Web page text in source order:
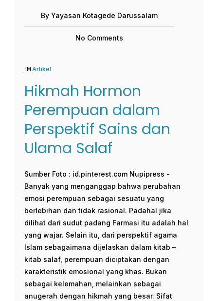
By Yayasan Kotagede Darussalam
No Comments
Artikel
Hikmah Hormon
Perempuan dalam
Perspektif Sains dan
Ulama Salaf
Sumber Foto : id.pinterest.com Nupipress -
Banyak yang menganggap bahwa perubahan
emosi perempuan sebagai sesuatu yang
berlebihan dan tidak rasional. Padahal jika
dilihat dari sudut padang Farmasi itu adalah hal
yang wajar. Selain itu, dari perspektif agama
Islam sebagaimana dijelaskan dalam kitab –
kitab salaf, perempuan diciptakan dengan
karakteristik emosional yang khas. Bukan
sebagai kelemahan, melainkan sebagai
anugerah dengan hikmah yang besar. Sifat